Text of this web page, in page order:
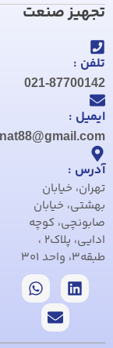
ادایی، پلاک2 ،
پشتیبانی
استرداد
محصول
حمل و
پس از
فروش
بیمه
محصولات
تیم ما
پیشنهادات،
شکایات